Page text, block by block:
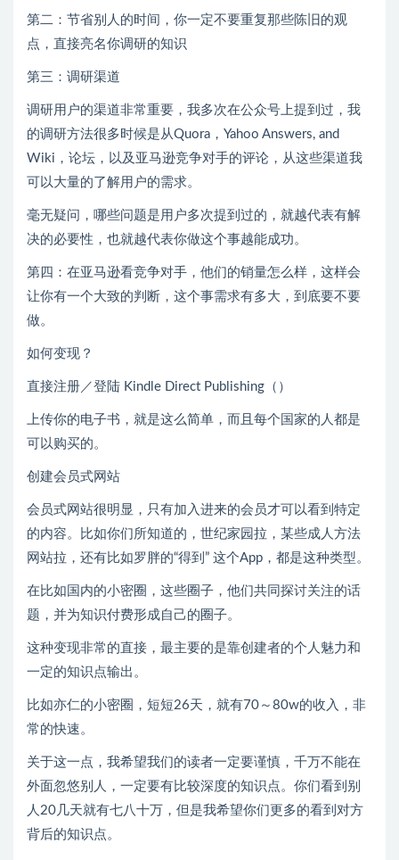
第二：节省别人的时间，你一定不要重复那些陈旧的观
点，直接亮名你调研的知识
第三：调研渠道
调研用户的渠道非常重要，我多次在公众号上提到过，我
的调研方法很多时候是从Quora，Yahoo Answers, and
Wiki，论坛，以及亚马逊竞争对手的评论，从这些渠道我
可以大量的了解用户的需求。
毫无疑问，哪些问题是用户多次提到过的，就越代表有解
决的必要性，也就越代表你做这个事越能成功。
第四：在亚马逊看竞争对手，他们的销量怎么样，这样会
让你有一个大致的判断，这个事需求有多大，到底要不要
做。
如何变现？
直接注册／登陆 Kindle Direct Publishing（）
上传你的电子书，就是这么简单，而且每个国家的人都是
可以购买的。
创建会员式网站
会员式网站很明显，只有加入进来的会员才可以看到特定
的内容。比如你们所知道的，世纪家园拉，某些成人方法
网站拉，还有比如罗胖的“得到” 这个App，都是这种类型。
在比如国内的小密圈，这些圈子，他们共同探讨关注的话
题，并为知识付费形成自己的圈子。
这种变现非常的直接，最主要的是靠创建者的个人魅力和
一定的知识点输出。
比如亦仁的小密圈，短短26天，就有70～80w的收入，非
常的快速。
关于这一点，我希望我们的读者一定要谨慎，千万不能在
外面忽悠别人，一定要有比较深度的知识点。你们看到别
人20几天就有七八十万，但是我希望你们更多的看到对方
背后的知识点。